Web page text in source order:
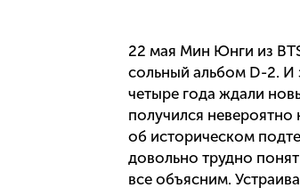
22 мая Мин Юнги из
сольный альбом D-2. И
четыре года ждали
получился
об историческом
довольно трудно
все объясним.